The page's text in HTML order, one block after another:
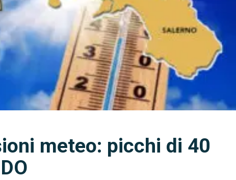
meteo: picchi di 40